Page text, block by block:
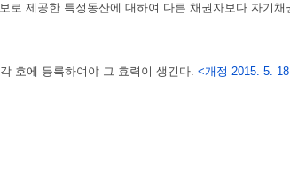
로 제공한 특정동산에 대하여 다른 채권자보다 자기채
호에 등록하여야 그 효력이 생긴다. <개정 2015. 5.